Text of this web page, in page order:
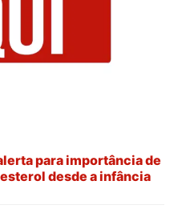
para importância de
desde a infância